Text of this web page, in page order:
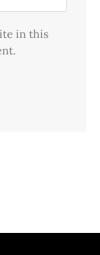
in this